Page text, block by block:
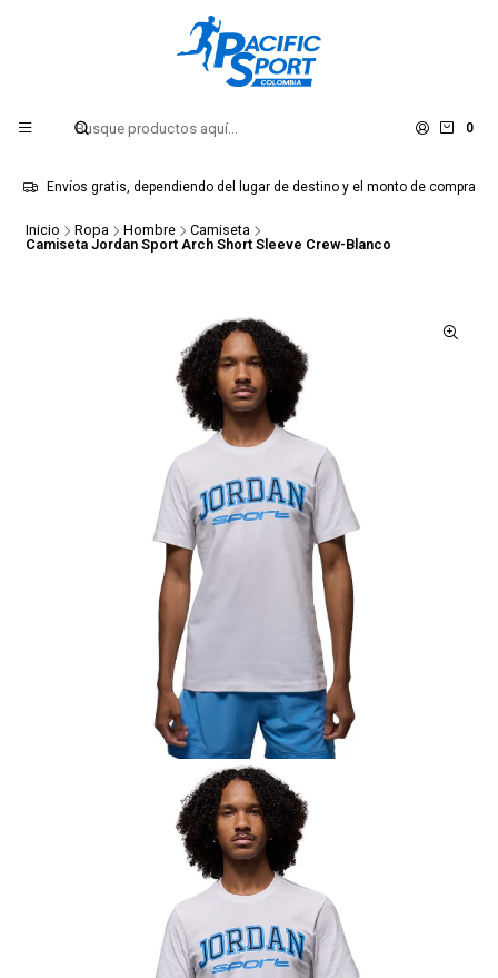
0
Envíos gratis, dependiendo del lugar de destino y el monto de compra
Inicio Ropa Hombre
Camiseta
Camiseta Jordan Sport Arch Short Sleeve Crew-Blanco